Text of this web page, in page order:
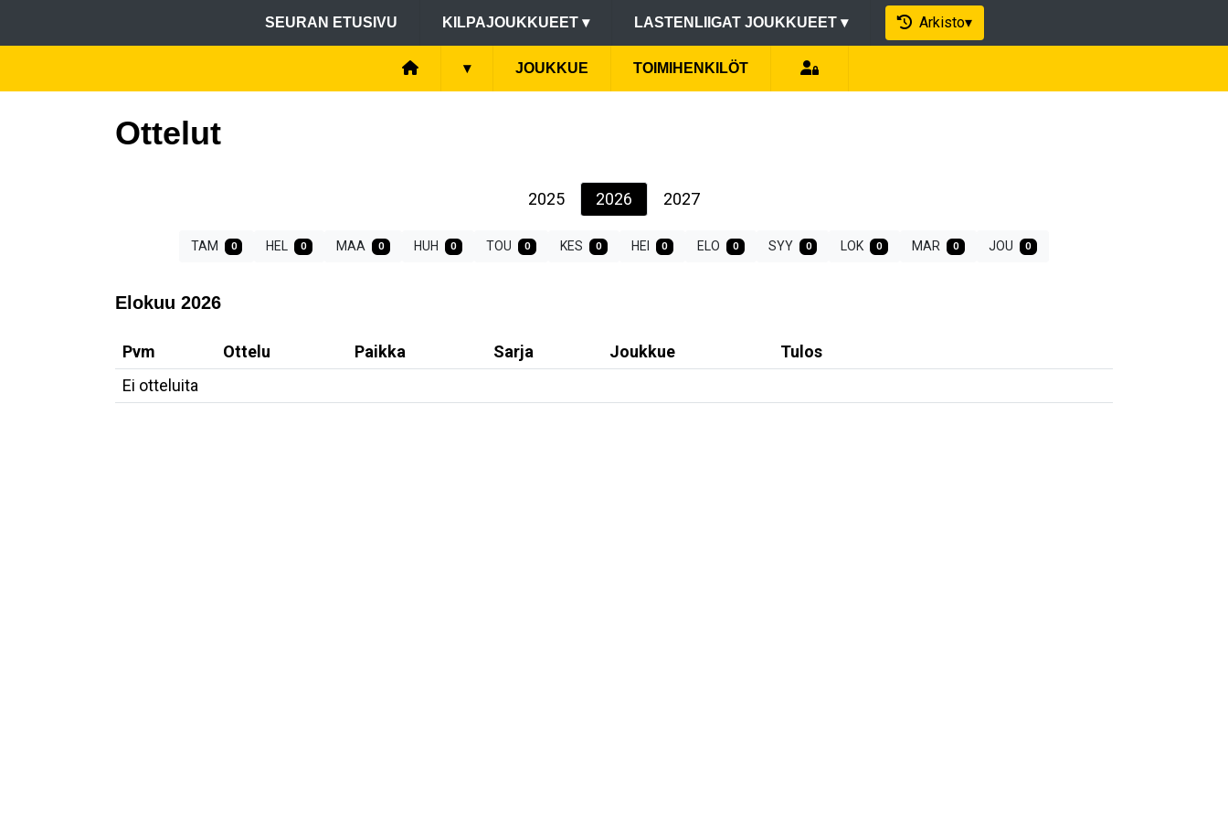
SEURAN ETUSIVU KILPAJOUKKUEET ▾ LASTENLIIGAT JOUKKUEET ▾ Arkisto▾
▾ JOUKKUE TOIMIHENKILÖT
Ottelut
2025 2026 2027
TAM 0 HEL 0 MAA 0 HUH 0 TOU 0 KES 0 HEI 0 ELO 0 SYY 0 LOK 0 MAR 0 JOU 0
Elokuu 2026
Pvm Ottelu Paikka Sarja Joukkue
Tulos
Ei otteluita